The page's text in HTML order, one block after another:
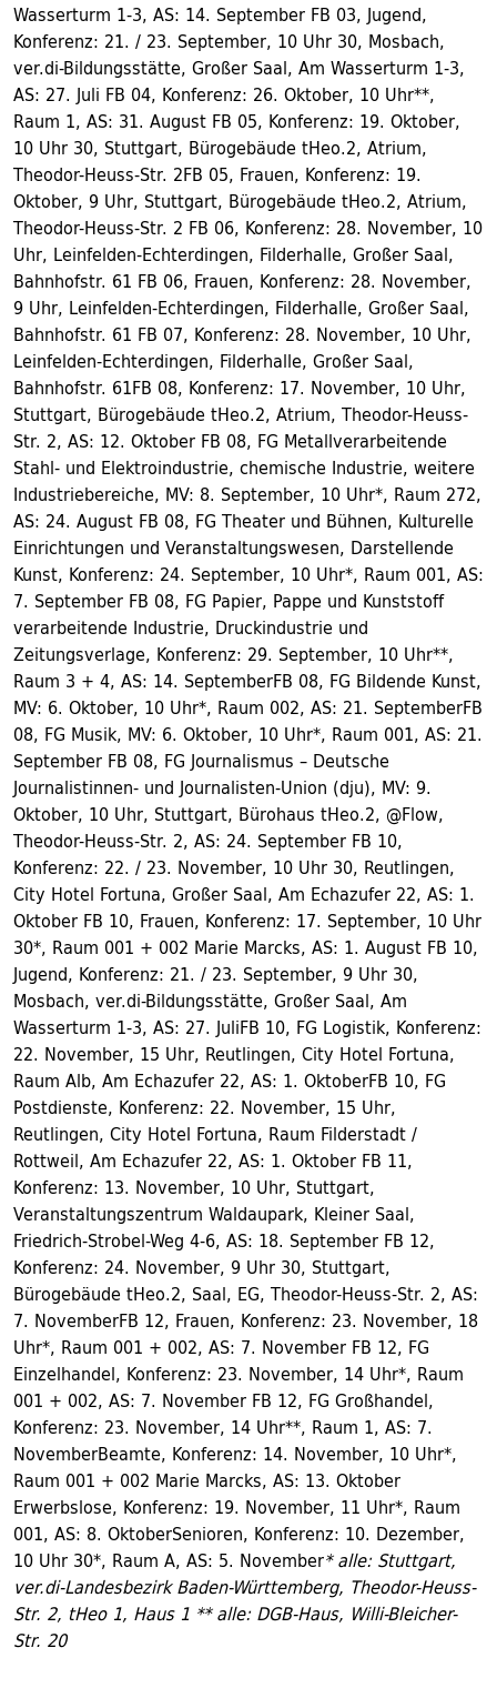
Wasserturm 1-3, AS: 14. September FB 03, Jugend,
Konferenz: 21. / 23. September, 10 Uhr 30, Mosbach,
ver.di-Bildungsstätte, Großer Saal, Am Wasserturm 1-3,
AS: 27. Juli FB 04, Konferenz: 26. Oktober, 10 Uhr**,
Raum 1, AS: 31. August FB 05, Konferenz: 19. Oktober,
10 Uhr 30, Stuttgart, Bürogebäude tHeo.2, Atrium,
Theodor-Heuss-Str. 2FB 05, Frauen, Konferenz: 19.
Oktober, 9 Uhr, Stuttgart, Bürogebäude tHeo.2, Atrium,
Theodor-Heuss-Str. 2 FB 06, Konferenz: 28. November, 10
Uhr, Leinfelden-Echterdingen, Filderhalle, Großer Saal,
Bahnhofstr. 61 FB 06, Frauen, Konferenz: 28. November,
9 Uhr, Leinfelden-Echterdingen, Filderhalle, Großer Saal,
Bahnhofstr. 61 FB 07, Konferenz: 28. November, 10 Uhr,
Leinfelden-Echterdingen, Filderhalle, Großer Saal,
Bahnhofstr. 61FB 08, Konferenz: 17. November, 10 Uhr,
Stuttgart, Bürogebäude tHeo.2, Atrium, Theodor-Heuss-
Str. 2, AS: 12. Oktober FB 08, FG Metallverarbeitende
Stahl- und Elektroindustrie, chemische Industrie, weitere
Industriebereiche, MV: 8. September, 10 Uhr*, Raum 272,
AS: 24. August FB 08, FG Theater und Bühnen, Kulturelle
Einrichtungen und Veranstaltungswesen, Darstellende
Kunst, Konferenz: 24. September, 10 Uhr*, Raum 001, AS:
7. September FB 08, FG Papier, Pappe und Kunststoff
verarbeitende Industrie, Druckindustrie und
Zeitungsverlage, Konferenz: 29. September, 10 Uhr**,
Raum 3 + 4, AS: 14. SeptemberFB 08, FG Bildende Kunst,
MV: 6. Oktober, 10 Uhr*, Raum 002, AS: 21. SeptemberFB
08, FG Musik, MV: 6. Oktober, 10 Uhr*, Raum 001, AS: 21.
September FB 08, FG Journalismus – Deutsche
Journalistinnen- und Journalisten-Union (dju), MV: 9.
Oktober, 10 Uhr, Stuttgart, Bürohaus tHeo.2, @Flow,
Theodor-Heuss-Str. 2, AS: 24. September FB 10,
Konferenz: 22. / 23. November, 10 Uhr 30, Reutlingen,
City Hotel Fortuna, Großer Saal, Am Echazufer 22, AS: 1.
Oktober FB 10, Frauen, Konferenz: 17. September, 10 Uhr
30*, Raum 001 + 002 Marie Marcks, AS: 1. August FB 10,
Jugend, Konferenz: 21. / 23. September, 9 Uhr 30,
Mosbach, ver.di-Bildungsstätte, Großer Saal, Am
Wasserturm 1-3, AS: 27. JuliFB 10, FG Logistik, Konferenz:
22. November, 15 Uhr, Reutlingen, City Hotel Fortuna,
Raum Alb, Am Echazufer 22, AS: 1. OktoberFB 10, FG
Postdienste, Konferenz: 22. November, 15 Uhr,
Reutlingen, City Hotel Fortuna, Raum Filderstadt /
Rottweil, Am Echazufer 22, AS: 1. Oktober FB 11,
Konferenz: 13. November, 10 Uhr, Stuttgart,
Veranstaltungszentrum Waldaupark, Kleiner Saal,
Friedrich-Strobel-Weg 4-6, AS: 18. September FB 12,
Konferenz: 24. November, 9 Uhr 30, Stuttgart,
Bürogebäude tHeo.2, Saal, EG, Theodor-Heuss-Str. 2, AS:
7. NovemberFB 12, Frauen, Konferenz: 23. November, 18
Uhr*, Raum 001 + 002, AS: 7. November FB 12, FG
Einzelhandel, Konferenz: 23. November, 14 Uhr*, Raum
001 + 002, AS: 7. November FB 12, FG Großhandel,
Konferenz: 23. November, 14 Uhr**, Raum 1, AS: 7.
NovemberBeamte, Konferenz: 14. November, 10 Uhr*,
Raum 001 + 002 Marie Marcks, AS: 13. Oktober
Erwerbslose, Konferenz: 19. November, 11 Uhr*, Raum
001, AS: 8. OktoberSenioren, Konferenz: 10. Dezember,
10 Uhr 30*, Raum A, AS: 5. November* alle: Stuttgart,
ver.di-Landesbezirk Baden-Württemberg, Theodor-Heuss-
Str. 2, tHeo 1, Haus 1 ** alle: DGB-Haus, Willi-Bleicher-
Str. 20